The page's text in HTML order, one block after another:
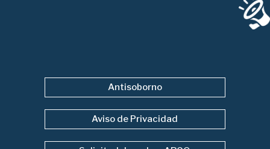
Antisoborno
Aviso de Privacidad